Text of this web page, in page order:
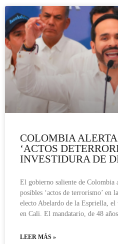
COLOMBIA
‘ACTOS
INVESTIDURA DE
El gobierno saliente de Colombia
posibles ‘actos de terrorismo’ en
electo Abelardo de la Espriella, el
en Cali. El mandatario, de 48
LEER MÁS »